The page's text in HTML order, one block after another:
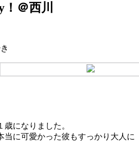
＠西川
になりました。
当に可愛かった彼もすっかり大人に